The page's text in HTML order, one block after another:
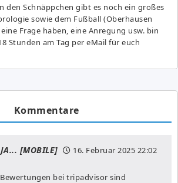
den Schnäppchen gibt es noch ein großes
sowie dem Fußball (Oberhausen
Frage haben, eine Anregung usw. bin
Stunden am Tag per eMail für euch
Kommentare
[MOBILE] 16. Februar 2025 22:02
bei tripadvisor sind